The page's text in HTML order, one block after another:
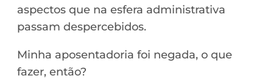
aspectos que na esfera administrativa
passam despercebidos.
Minha aposentadoria foi negada, o que
fazer, então?